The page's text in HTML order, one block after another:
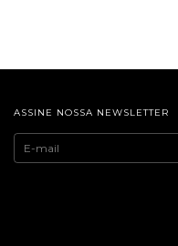
ASSINE NOSSA NEWSLETTER